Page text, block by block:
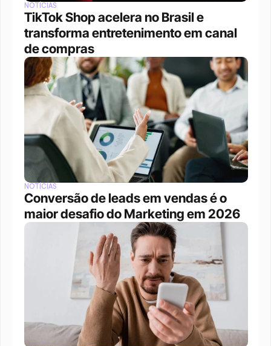
NOTÍCIAS
TikTok Shop acelera no Brasil e
transforma entretenimento em canal
de compras
NOTÍCIAS
Conversão de leads em vendas é o
maior desafio do Marketing em 2026